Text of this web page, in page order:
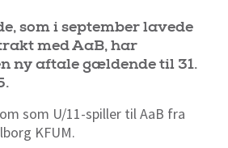
som i september lavede
med AaB, har
ny aftale gældende til 31.
som U/11-spiller til AaB fra
KFUM.